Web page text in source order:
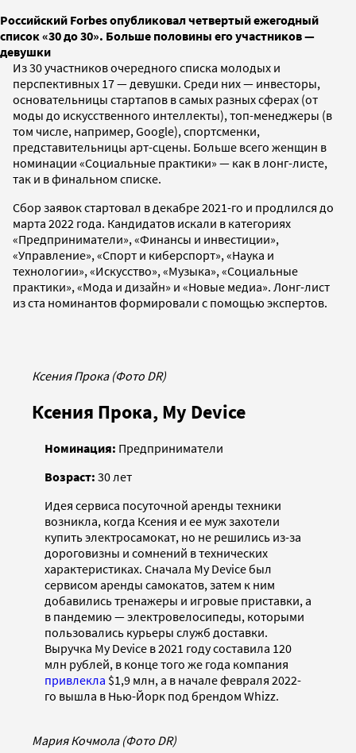
Российский Forbes опубликовал четвертый ежегодный
список «30 до 30». Больше половины его участников —
девушки
Из 30 участников очередного списка молодых и
перспективных 17 — девушки. Среди них — инвесторы,
основательницы стартапов в самых разных сферах (от
моды до искусственного интеллекты), топ-менеджеры (в
том числе, например, Google), спортсменки,
представительницы арт-сцены. Больше всего женщин в
номинации «Социальные практики» — как в лонг-листе,
так и в финальном списке.
Сбор заявок стартовал в декабре 2021-го и продлился до
марта 2022 года. Кандидатов искали в категориях
«Предприниматели», «Финансы и инвестиции»,
«Управление», «Спорт и киберспорт», «Наука и
технологии», «Искусство», «Музыка», «Социальные
практики», «Мода и дизайн» и «Новые медиа». Лонг-лист
из ста номинантов формировали с помощью экспертов.
Ксения Прока (Фото DR)
Ксения Прока, My Device
Номинация: Предприниматели
Возраст: 30 лет
Идея сервиса посуточной аренды техники
возникла, когда Ксения и ее муж захотели
купить электросамокат, но не решились из-за
дороговизны и сомнений в технических
характеристиках. Сначала My Device был
сервисом аренды самокатов, затем к ним
добавились тренажеры и игровые приставки, а
в пандемию — электровелосипеды, которыми
пользовались курьеры служб доставки.
Выручка My Device в 2021 году составила 120
млн рублей, в конце того же года компания
привлекла $1,9 млн, а в начале февраля 2022-
го вышла в Нью-Йорк под брендом Whizz.
Мария Кочмола (Фото DR)